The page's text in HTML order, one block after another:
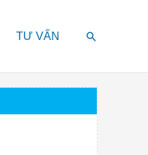
TƯ VẤN Search